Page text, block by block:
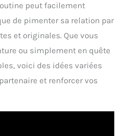
peut facilement
de pimenter sa relation par
et originales. Que vous
ou simplement en quête
voici des idées variées
et renforcer vos